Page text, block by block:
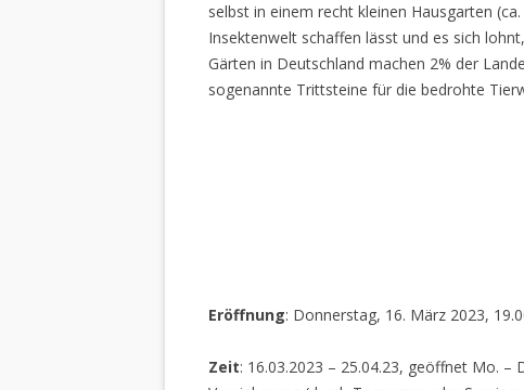
selbst in einem recht kleinen Hausgarten
Insektenwelt schaffen lässt und es sich
Gärten in Deutschland machen 2% der
sogenannte Trittsteine für die bedrohte
Eröffnung: Donnerstag, 16. März 2023,
Zeit: 16.03.2023 – 25.04.23, geöffnet Mo. –